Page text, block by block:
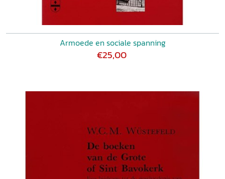
Armoede en sociale spanning
€25,00